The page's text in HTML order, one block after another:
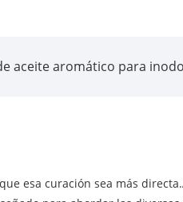
aceite aromático para
esa curación sea más directa.